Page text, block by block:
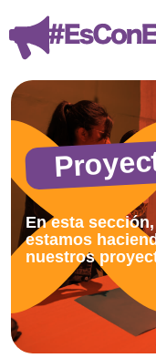
En esta
estamos
nuestros